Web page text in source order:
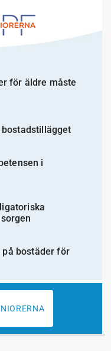
för äldre måste
i
på bostäder för